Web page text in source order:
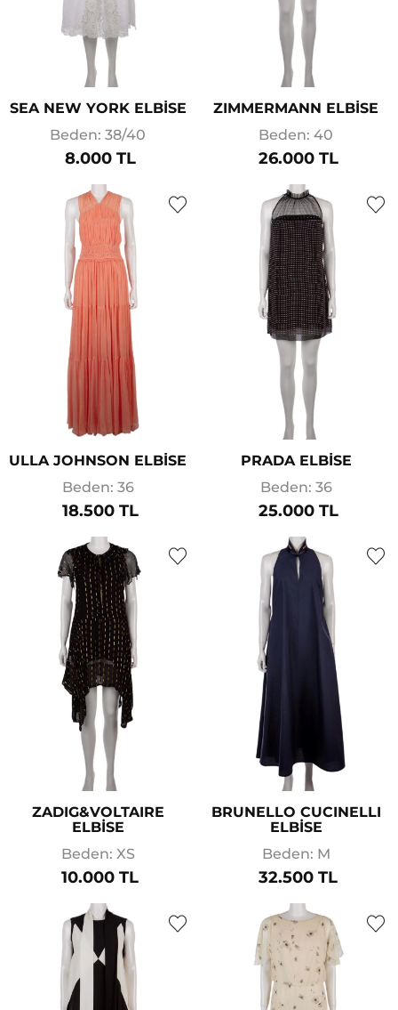
SEA NEW YORK ELBİSE
Beden: 38/40
8.000 TL
ZIMMERMANN ELBİSE
Beden: 40
26.000 TL
ULLA JOHNSON ELBİSE
Beden: 36
18.500 TL
PRADA ELBİSE
Beden: 36
25.000 TL
ZADIG&VOLTAIRE
ELBİSE
Beden: XS
10.000 TL
BRUNELLO CUCINELLI
ELBİSE
Beden: M
32.500 TL